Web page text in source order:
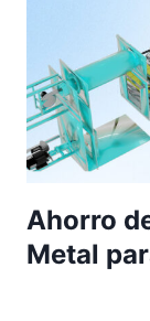
Ahorro
Metal